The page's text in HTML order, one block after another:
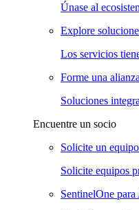
Únase al
Explore
Los servicios
Forme una
Soluciones
Encuentre un socio
Solicite un
Solicite equipos
SentinelOne para